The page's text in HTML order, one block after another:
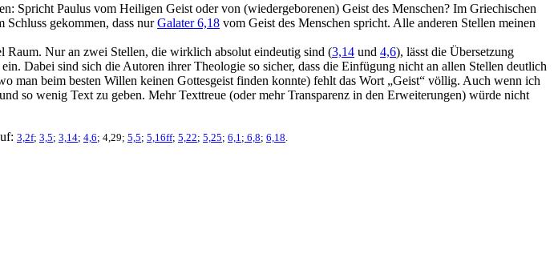
Spricht Paulus vom Heiligen Geist oder von (wiedergeborenen) Geist des Menschen? Im Griechischen
gekommen, dass nurGalater 6,18 vom Geist des Menschen spricht. Alle anderen Stellen meinen
Raum. Nur an zwei Stellen, die wirklich absolut eindeutig sind (3,14 und 4,6), lässt die Übersetzung
Dabei sind sich die Autoren ihrer Theologie so sicher, dass die Einfügung nicht an allen Stellen deutlich
man beim besten Willen keinen Gottesgeist finden konnte) fehlt das Wort „Geist“ völlig. Auch wenn ich
so wenig Text zu geben. Mehr Texttreue (oder mehr Transparenz in den Erweiterungen) würde nicht
3,2f; 3,5; 3,14; 4,6; 4,29; 5,5; 5,16ff; 5,22; 5,25; 6,1 ; 6,8; 6,18